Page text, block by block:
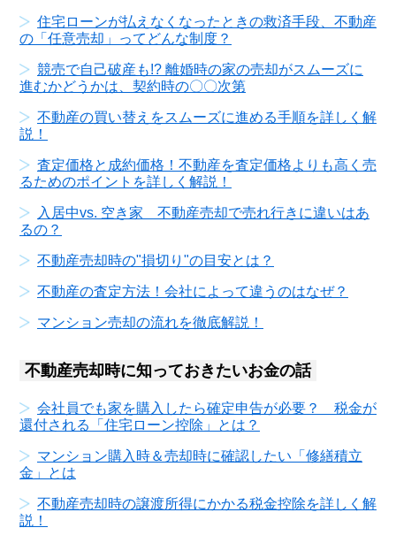
住宅ローンが払えなくなったときの救済手段、不動産
の「任意売却」ってどんな制度？
競売で自己破産も!? 離婚時の家の売却がスムーズに
進むかどうかは、契約時の〇〇次第
不動産の買い替えをスムーズに進める手順を詳しく解
説！
査定価格と成約価格！不動産を査定価格よりも高く売
るためのポイントを詳しく解説！
入居中vs. 空き家 不動産売却で売れ行きに違いはあ
るの？
不動産売却時の"損切り"の目安とは？
不動産の査定方法！会社によって違うのはなぜ？
マンション売却の流れを徹底解説！
不動産売却時に知っておきたいお金の話
会社員でも家を購入したら確定申告が必要？ 税金が
還付される「住宅ローン控除」とは？
マンション購入時＆売却時に確認したい「修繕積立
金」とは
不動産売却時の譲渡所得にかかる税金控除を詳しく解
説！